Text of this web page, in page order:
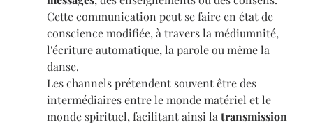
Cette communication peut se faire en état de
conscience modifiée, à travers la médiumnité,
l'écriture automatique, la parole ou même la
danse.
Les channels prétendent souvent être des
intermédiaires entre le monde matériel et le
monde spirituel, facilitant ainsi la transmission